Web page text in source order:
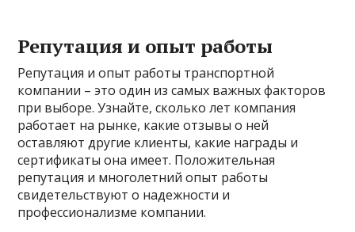
Репутация и опыт работы
Репутация и опыт работы транспортной
компании – это один из самых важных факторов
при выборе. Узнайте, сколько лет компания
работает на рынке, какие отзывы о ней
оставляют другие клиенты, какие награды и
сертификаты она имеет. Положительная
репутация и многолетний опыт работы
свидетельствуют о надежности и
профессионализме компании.